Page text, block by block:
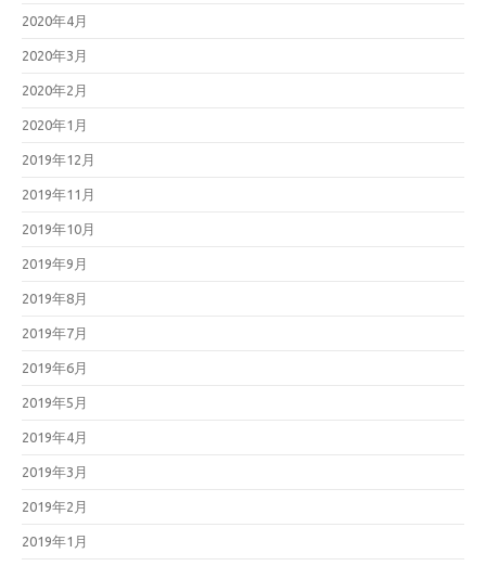
2020年4月
2020年3月
2020年2月
2020年1月
2019年12月
2019年11月
2019年10月
2019年9月
2019年8月
2019年7月
2019年6月
2019年5月
2019年4月
2019年3月
2019年2月
2019年1月